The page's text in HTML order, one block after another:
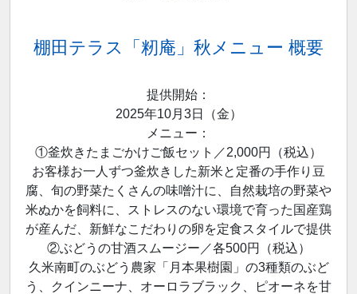
棚田テラス「籾庵」秋メニュー 概要
提供開始：
2025年10月3日（金）
メニュー：
①釜炊きたまごかけご飯セット／2,000円（税込）
お客様お一人ずつ釜炊きした新米と定番の手作り豆
腐、旬の野菜たくさんの味噌汁に、自然栽培の野菜や
米ぬかを飼料に、ストレスのない環境で育った国産鶏
が産んだ、新鮮なこだわりの卵を定食スタイルで提供
②ぶどうの甘酒スムージー／各500円（税込）
久米南町のぶどう農家「月本果樹園」の3種類のぶど
う、クインニーナ、オーロラブラック、ピオーネを甘